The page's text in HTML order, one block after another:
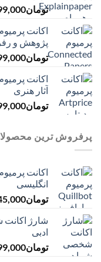
تومان
پژوهش و
تومان
آثار هنری
تومان
پرفروش ترین
انگلیسی
تومان
ادبی
تومان